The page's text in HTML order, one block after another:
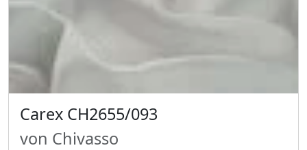
Carex CH2655/093
von Chivasso